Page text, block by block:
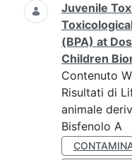
Juvenile
(BPA) at
Children
Contenuto
Risultati di
animale
Bisfenolo A